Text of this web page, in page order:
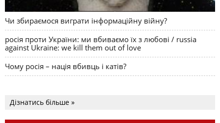
Чи збираємося виграти інформаційну війну?
росія проти України: ми вбиваємо їх з любові / russia
against Ukraine: we kill them out of love
Чому росія – нація вбивць і катів?
Дізнатись більше »